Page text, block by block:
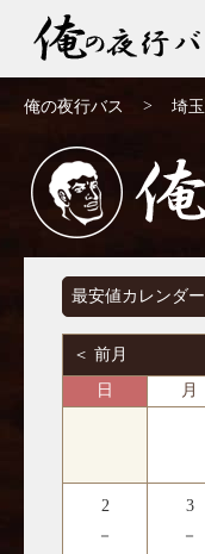
夜行バス
俺の夜行バス > 埼玉
俺の
最安値カレンダー
＜ 前月
日
月
2
－
3
－